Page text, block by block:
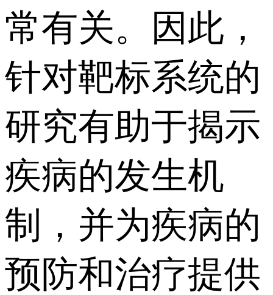
常有关。因此，
针对靶标系统的
研究有助于揭示
疾病的发生机
制，并为疾病的
预防和治疗提供